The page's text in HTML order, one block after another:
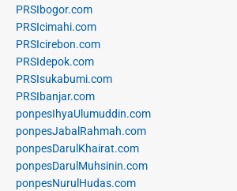
PRSIbogor.com
PRSIcimahi.com
PRSIcirebon.com
PRSIdepok.com
PRSIsukabumi.com
PRSIbanjar.com
ponpesIhyaUlumuddin.com
ponpesJabalRahmah.com
ponpesDarulKhairat.com
ponpesDarulMuhsinin.com
ponpesNurulHudas.com